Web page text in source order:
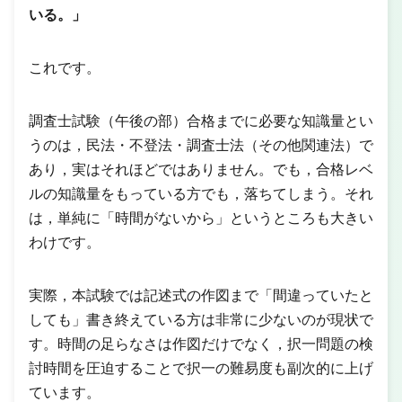
いる。」
これです。
調査士試験（午後の部）合格までに必要な知識量とい
うのは，民法・不登法・調査士法（その他関連法）で
あり，実はそれほどではありません。でも，合格レベ
ルの知識量をもっている方でも，落ちてしまう。それ
は，単純に「時間がないから」というところも大きい
わけです。
実際，本試験では記述式の作図まで「間違っていたと
しても」書き終えている方は非常に少ないのが現状で
す。時間の足らなさは作図だけでなく，択一問題の検
討時間を圧迫することで択一の難易度も副次的に上げ
ています。